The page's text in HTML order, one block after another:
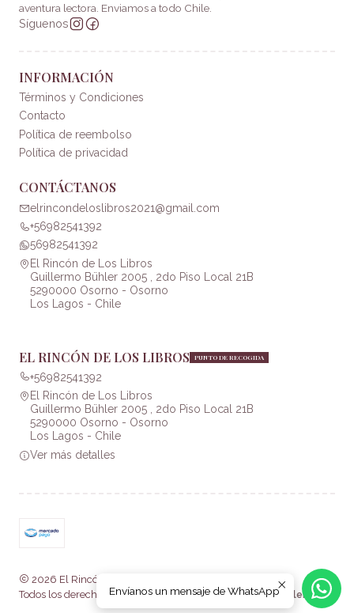
aventura lectora. Enviamos a todo Chile.
Síguenos
INFORMACIÓN
Términos y Condiciones
Contacto
Política de reembolso
Política de privacidad
CONTÁCTANOS
elrincondeloslibros2021@gmail.com
+56982541392
56982541392
El Rincón de Los Libros
Guillermo Bühler 2005 , 2do Piso Local 21B
5290000 Osorno - Osorno
Los Lagos - Chile
EL RINCÓN DE LOS LIBROS PUNTO DE RECOGIDA
+56982541392
El Rincón de Los Libros
Guillermo Bühler 2005 , 2do Piso Local 21B
5290000 Osorno - Osorno
Los Lagos - Chile
Ver más detalles
2026 El Rincón de Los Libros .
Todos los derechos reservados.Desarrollado por Jumpseller
Envíanos un mensaje de WhatsApp